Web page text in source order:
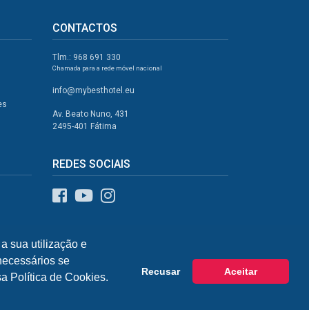
sua utilização e
se
Política de Cookies.
Recusar Aceitar
CONTACTOS
Tlm.: 968 691 330
Chamada para a rede móvel nacional
info@mybesthotel.eu
Av. Beato Nuno, 431
2495-401 Fátima
REDES SOCIAIS